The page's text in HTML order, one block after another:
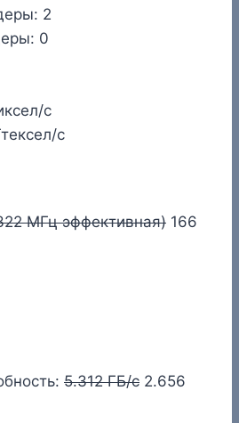
2
0
с
с
МГц эффективная) 166
5.312 ГБ/с 2.656